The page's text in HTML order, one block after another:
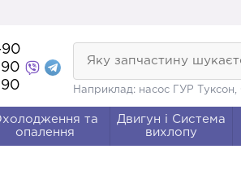
Яку запчастину
Наприклад: насос ГУР Туксон,
та
опалення
Двигун і Система
вихлопу